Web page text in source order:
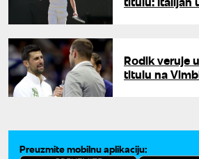
Rodik veruje
titulu na
Preuzmite mobilnu aplikaciju: